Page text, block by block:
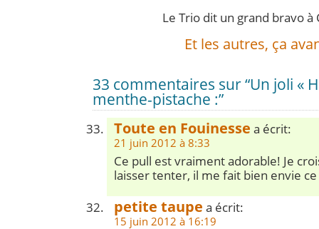
Le Trio dit un grand bravo à
Et les autres, ça
33 commentaires sur “Un joli «
menthe-pistache :”
Toute en Fouinesse a écrit:
21 juin 2012 à 8:33
Ce pull est vraiment adorable! Je
laisser tenter, il me fait bien envie
petite taupe a écrit:
15 juin 2012 à 16:19